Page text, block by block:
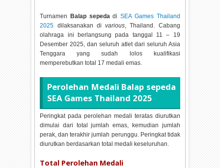
Turnamen Balap sepedadiSEA Games Thailand
2025 dilaksanakan divarious, Thailand. Cabang
olahraga ini berlangsung pada tanggal 11 – 19
Desember 2025, dan seluruh atlet dari seluruh Asia
Tenggara yang sudah lolos kualifikasi
memperebutkan total 17 medali emas.
Perolehan Medali Balap sepeda
SEA Games Thailand 2025
Peringkat pada perolehan medali teratas diurutkan
dimulai dari total jumlah emas, kemudian jumlah
perak, dan terakhir jumlah perunggu. Peringkat tidak
diurutkan berdasarkan total medali keseluruhan.
Total Perolehan Medali